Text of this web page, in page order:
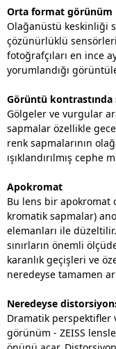
Orta format görünüm
Olağanüstü keskinliği
çözünürlüklü
fotoğrafçıları en ince
yorumlandığı
Görüntü
Gölgeler ve vurgular
sapmalar özellikle
renk sapmalarının
ışıklandırılmış
Apokromat
Bu lens bir apokromat
kromatik sapmalar)
elemanları ile
sınırların önemli
karanlık geçişleri ve
neredeyse tamamen
Neredeyse
Dramatik perspektifler
görünüm - ZEISS